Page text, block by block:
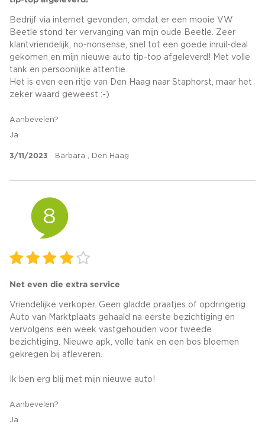
Bedrijf via internet gevonden, omdat er een mooie VW
Beetle stond ter vervanging van mijn oude Beetle. Zeer
klantvriendelijk, no-nonsense, snel tot een goede inruil-deal
gekomen en mijn nieuwe auto tip-top afgeleverd! Met volle
tank en persoonlijke attentie.
Het is even een ritje van Den Haag naar Staphorst, maar het
zeker waard geweest :-)
Aanbevelen?
Ja
3/11/2023 Barbara , Den Haag
8
Net even die extra service
Vriendelijke verkoper. Geen gladde praatjes of opdringerig.
Auto van Marktplaats gehaald na eerste bezichtiging en
vervolgens een week vastgehouden voor tweede
bezichtiging. Nieuwe apk, volle tank en een bos bloemen
gekregen bij afleveren.
Ik ben erg blij met mijn nieuwe auto!
Aanbevelen?
Ja